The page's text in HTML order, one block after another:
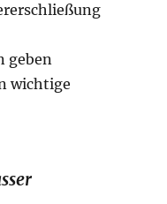
geben
wichtige